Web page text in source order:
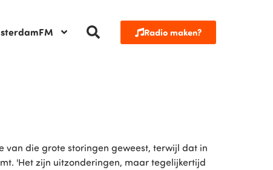
Radio maken?
die grote storingen geweest, terwijl dat in
'Het zijn uitzonderingen, maar tegelijkertijd